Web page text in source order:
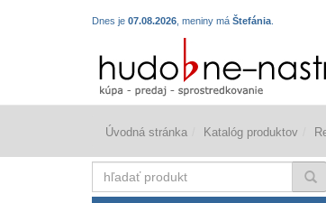
Dnes je 07.08.2026 , meniny má Štefánia
Úvodná stránka Katalóg produktov
produkt